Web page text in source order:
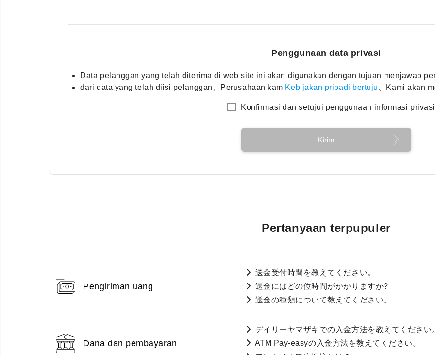
Penggunaan data privasi
Data pelanggan yang telah diterima di web site ini akan digunakan dengan tujuan menjawab
dari data yang telah diisi pelanggan、Perusahaan kamiKebijakan pribadi bertuju 、Kami akan
Konfirmasi dan setujui penggunaan informasi privasi
Kirim
Pertanyaan terpupuler
Pengiriman uang
送金受付時間を教えてください。
送金にはどの位時間がかかりますか?
送金の種類について教えてください。
Dana dan pembayaran
デイリーヤマザキでの入金方法を教えてください
ATM Pay-easyの入金方法を教えてください。